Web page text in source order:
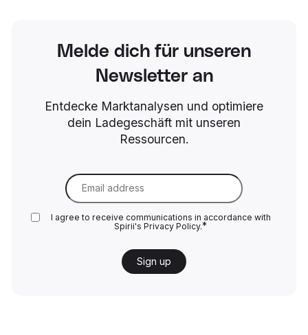
Melde dich für unseren
Newsletter an
Entdecke Marktanalysen und optimiere
dein Ladegeschäft mit unseren
Ressourcen.
I agree to receive communications in accordance with
Spirii'sPrivacy Policy.*